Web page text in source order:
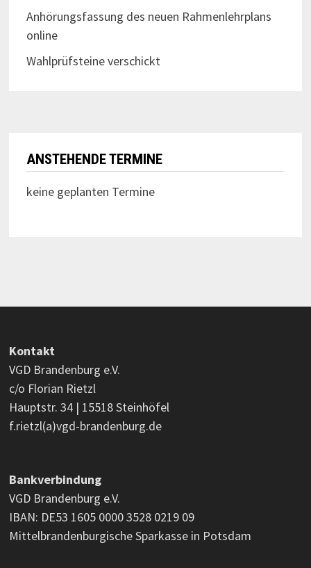
Anhörungsfassung des neuen Rahmenlehrplans
online
Wahlprüfsteine verschickt
ANSTEHENDE TERMINE
keine geplanten Termine
Kontakt
VGD Brandenburg e.V.
c/o Florian Rietzl
Hauptstr. 34 | 15518 Steinhöfel
f.rietzl(a)vgd-brandenburg.de
Bankverbindung
VGD Brandenburg e.V.
IBAN: DE53 1605 0000 3528 0219 09
Mittelbrandenburgische Sparkasse in Potsdam